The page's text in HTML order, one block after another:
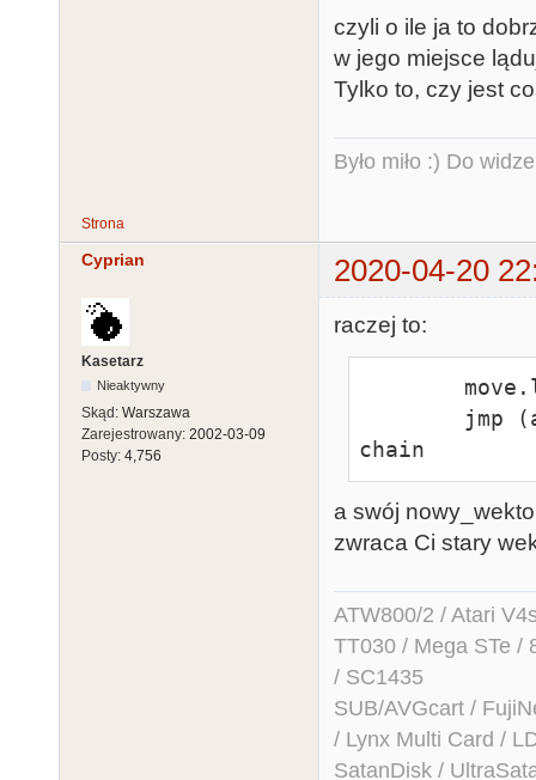
czyli o ile ja to
w jego miejsce
Tylko to, czy jest
Było miło :) Do
Strona
Cyprian 2020-04-20
Kasetarz
Nieaktywny
Skąd: Warszawa
Zarejestrowany: 2002-03-09
Posty: 4,756
raczej to:
chain
a swój
zwraca Ci stary
ATW800/2 / Atari
TT030 / Mega STe /
/ SC1435
SUB/AVGcart /
/ Lynx Multi Card /
SatanDisk /